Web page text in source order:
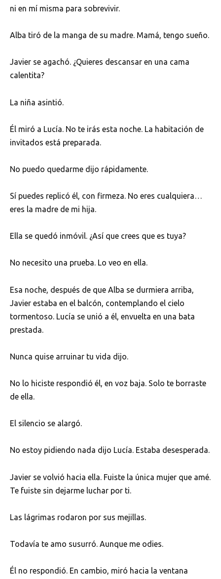
ni en mí misma para sobrevivir.
Alba tiró de la manga de su madre. Mamá, tengo sueño.
Javier se agachó. ¿Quieres descansar en una cama
calentita?
La niña asintió.
Él miró a Lucía. No te irás esta noche. La habitación de
invitados está preparada.
No puedo quedarme dijo rápidamente.
Sí puedes replicó él, con firmeza. No eres cualquiera…
eres la madre de mi hija.
Ella se quedó inmóvil. ¿Así que crees que es tuya?
No necesito una prueba. Lo veo en ella.
Esa noche, después de que Alba se durmiera arriba,
Javier estaba en el balcón, contemplando el cielo
tormentoso. Lucía se unió a él, envuelta en una bata
prestada.
Nunca quise arruinar tu vida dijo.
No lo hiciste respondió él, en voz baja. Solo te borraste
de ella.
El silencio se alargó.
No estoy pidiendo nada dijo Lucía. Estaba desesperada.
Javier se volvió hacia ella. Fuiste la única mujer que amé.
Te fuiste sin dejarme luchar por ti.
Las lágrimas rodaron por sus mejillas.
Todavía te amo susurró. Aunque me odies.
Él no respondió. En cambio, miró hacia la ventana